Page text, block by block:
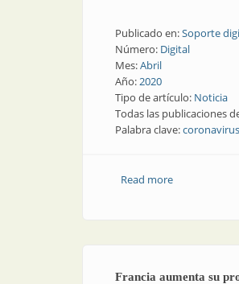
Publicado en:Soporte
Número: Digital
Mes:Abril
Año:2020
Tipo de artículo: Noticia
Todas las publicaciones
Palabra clave:coronavirus
Read moreabout
Francia aumenta su